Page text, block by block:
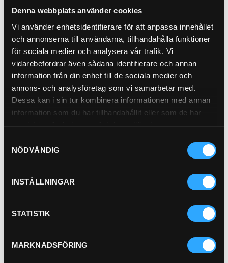
Denna webbplats använder cookies
Vi använder enhetsidentifierare för att anpassa innehållet
och annonserna till användarna, tillhandahålla funktioner
för sociala medier och analysera vår trafik. Vi
vidarebefordrar även sådana identifierare och annan
information från din enhet till de sociala medier och
annons- och analysföretag som vi samarbetar med.
Dessa kan i sin tur kombinera informationen med annan
information som du har tillhandahållit eller som de har
NÖDVÄNDIG
INSTÄLLNINGAR
STATISTIK
MARKNADSFÖRING
Hydraulfilter Spin-on
Pris exkl. 1 256.00
Panelfilter
Primary Application VOLVO 1170
393.00
Köp